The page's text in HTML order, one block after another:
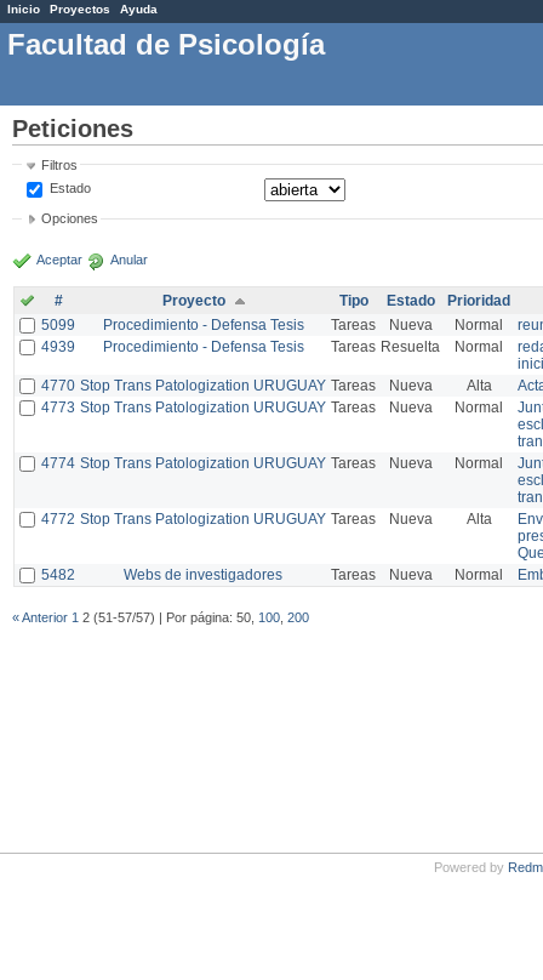
Inicio Proyectos Ayuda
Facultad de Psicología
Peticiones
Filtros
Estado
Opciones
Aceptar Anular
# Proyecto Tipo Estado
Prioridad
5099
Procedimiento - Defensa Tesis Tareas Nueva Normal
4939
Procedimiento - Defensa Tesis Tareas Resuelta Normal
4770 Stop Trans Patologization URUGUAY Tareas Nueva Alta
4773 Stop Trans Patologization URUGUAY Tareas Nueva Normal
4774 Stop Trans Patologization URUGUAY Tareas Nueva Normal
4772 Stop Trans Patologization URUGUAY Tareas Nueva Alta
5482
Webs de investigadores Tareas Nueva Normal
« Anterior 1 2 (51-57/57) | Por página: 50, 100 200
Powered by